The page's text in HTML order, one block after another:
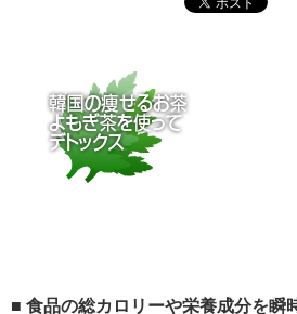
■ 食品の総カロリーや栄養成分を